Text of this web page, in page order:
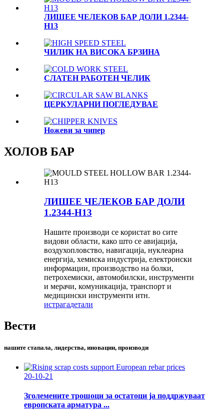
ЛИШЕЕ ЧЕЛЕКОВ БАР ДОЛИ 1.2344-
H13
ЧИЛИК НА ВИСОКА БРЗИНА
СЛАТЕН РАБОТЕН ЧЕЛИК
ЦЕРКУЛАРНИ ПОГЛЕДУВАЕ
Ножеви за чипер
ХОЛОВ БАР
ЛИШЕЕ ЧЕЛЕКОВ БАР ДОЛИ
1.2344-H13
Нашите производи се користат во сите
видови области, како што се авијација,
воздухопловство, навигација, нуклеарна
енергија, хемиска индустрија, електронски
информации, производство на болки,
петрохемиски, автомобилски, инструменти
и мерачи, комуникација, транспорт и
медицински инструменти итн.
истрагадетали
Вести
нашите стапала, лидерства, иновации, производи
20-10-21
Зголемените трошоци за остатоци ја поддржуваат
европската арматура ...